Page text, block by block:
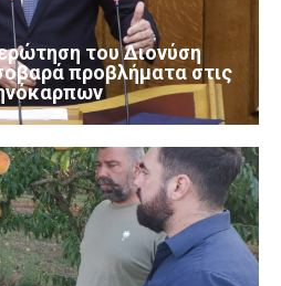
του Διονύση
προβλήματα στις